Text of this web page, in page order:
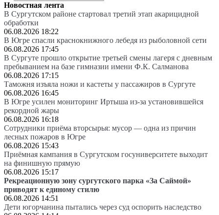
Новостная лента
В Сургутском районе стартовал третий этап акарицидной
обработки
06.08.2026 18:22
В Югре спасли краснокнижного лебедя из рыболовной сети
06.08.2026 17:45
В Сургуте прошло открытие третьей смены лагеря с дневным
пребыванием на базе гимназии имени Ф.К. Салманова
06.08.2026 17:15
Таможня изъяла ножи и кастеты у пассажиров в Сургуте
06.08.2026 16:45
В Югре усилен мониторинг Иртыша из-за установившейся
рекордной жары
06.08.2026 16:18
Сотрудники приёма вторсырья: мусор — одна из причин
лесных пожаров в Югре
06.08.2026 15:43
Приёмная кампания в Сургутском госуниверситете выходит
на финишную прямую
06.08.2026 15:17
Рекреационную зону сургутского парка «За Саймой»
приводят к единому стилю
06.08.2026 14:51
Дети югорчанина пытались через суд оспорить наследство